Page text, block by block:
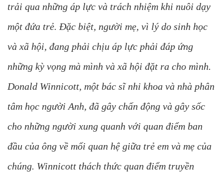
trải qua những áp lực và trách nhiệm khi nuôi dạy
một đứa trẻ. Đặc biệt, người mẹ, vì lý do sinh học
và xã hội, đang phải chịu áp lực phải đáp ứng
những kỳ vọng mà mình và xã hội đặt ra cho mình.
Donald Winnicott, một bác sĩ nhi khoa và nhà phân
tâm học người Anh, đã gây chấn động và gây sốc
cho những người xung quanh với quan điểm ban
đầu của ông về mối quan hệ giữa trẻ em và mẹ của
chúng. Winnicott thách thức quan điểm truyền